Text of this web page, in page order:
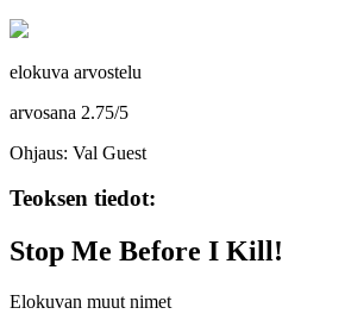
elokuva arvostelu
arvosana 2.75/5
Ohjaus: Val Guest
Teoksen tiedot:
Stop Me Before I Kill!
Elokuvan muut nimet